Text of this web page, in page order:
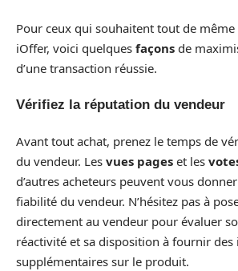
Pour ceux qui souhaitent tout de même
iOffer, voici quelques façons de
d’une transaction réussie.
Vérifiez la réputation du vendeur
Avant tout achat, prenez le temps de
du vendeur. Les vues pages et les
d’autres acheteurs peuvent vous
fiabilité du vendeur. N’hésitez pas à
directement au vendeur pour évaluer
réactivité et sa disposition à fournir
supplémentaires sur le produit.